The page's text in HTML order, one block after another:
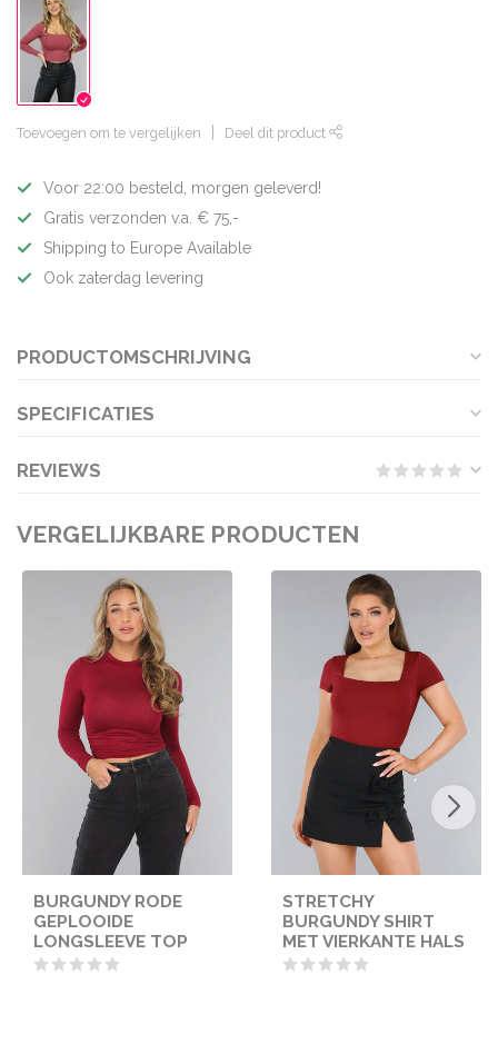
Toevoegen om te vergelijken Deel dit product
Voor 22:00 besteld, morgen geleverd!
Gratis verzonden v.a. € 75,-
Shipping to Europe Available
Ook zaterdag levering
PRODUCTOMSCHRIJVING
SPECIFICATIES
REVIEWS
VERGELIJKBARE PRODUCTEN
BURGUNDY RODE
GEPLOOIDE
LONGSLEEVE TOP
STRETCHY
BURGUNDY SHIRT
MET VIERKANTE HALS